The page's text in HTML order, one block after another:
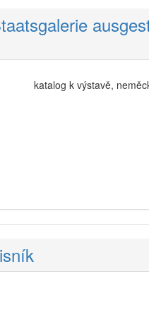
katalog k výstavě,